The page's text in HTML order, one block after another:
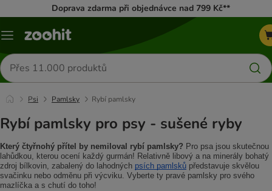
Doprava zdarma při objednávce nad 799 Kč**
Menu
Hledat
produkty
Psi Pamlsky Rybí pamlsky
Rybí pamlsky pro psy - sušené ryby
Který čtyřnohý přítel by nemiloval rybí pamlsky? Pro psa jsou skutečnou
lahůdkou, kterou ocení každý gurmán! Relativně libový a na minerály bohatý
zdroj bílkovin, zabalený do lahodných psích pamlsků představuje skvělou
svačinku nebo odměnu při výcviku. Vyberte ty pravé pamlsky pro svého
mazlíčka a s chutí do toho!